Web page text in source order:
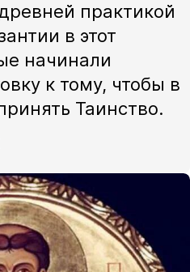
практикой
в этот
начинали
к тому, чтобы в
Таинство.